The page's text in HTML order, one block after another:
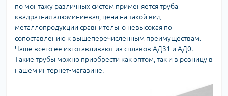
по монтажу различных систем применяется труба
квадратная алюминиевая, цена на такой вид
металлопродукции сравнительно невысокая по
сопоставлению к вышеперечисленным преимуществам.
Чаще всего ее изготавливают из сплавов АД31 и АД0.
Такие трубы можно приобрести как оптом, так и в розницу в
нашем интернет-магазине.